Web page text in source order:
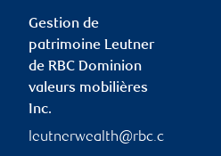
Gestion de
patrimoine Leutner
de RBC Dominion
valeurs mobilières
Inc.
leutnerwealth@rbc.c